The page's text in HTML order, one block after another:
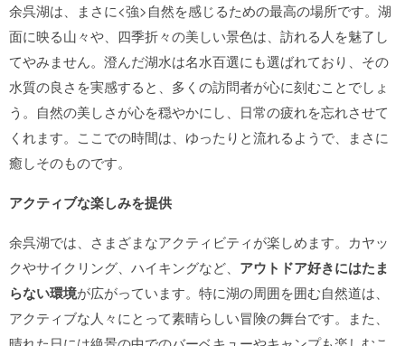
余呉湖は、まさに<強>自然を感じるための最高の場所です。湖
面に映る山々や、四季折々の美しい景色は、訪れる人を魅了し
てやみません。澄んだ湖水は名水百選にも選ばれており、その
水質の良さを実感すると、多くの訪問者が心に刻むことでしょ
う。自然の美しさが心を穏やかにし、日常の疲れを忘れさせて
くれます。ここでの時間は、ゆったりと流れるようで、まさに
癒しそのものです。
アクティブな楽しみを提供
余呉湖では、さまざまなアクティビティが楽しめます。カヤッ
クやサイクリング、ハイキングなど、 アウトドア好きにはたま
らない環境が広がっています。特に湖の周囲を囲む自然道は、
アクティブな人々にとって素晴らしい冒険の舞台です。また、